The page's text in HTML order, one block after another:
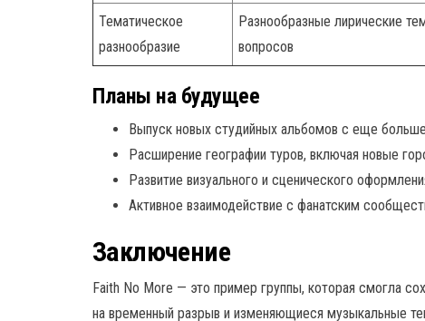
Тематическое
разнообразие
Разнообразные лирические
вопросов
Планы на будущее
Выпуск новых студийных альбомов с еще
Расширение географии туров, включая новые
Развитие визуального и сценического
Активное взаимодействие с фанатским
Заключение
Faith No More — это пример группы, которая смогла
на временный разрыв и изменяющиеся музыкальные